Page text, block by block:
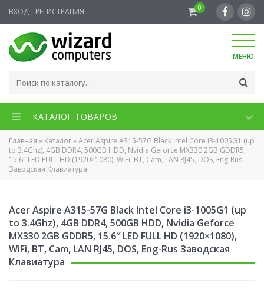
ВХОД РЕГИСТРАЦИЯ 0
МЕНЮ
КАТАЛОГ ТОВАРОВ
Главная » Каталог»Acer Aspire A315-57G Black Intel Core i3-1005G1 (up
to 3.4Ghz), 4GB DDR4, 500GB HDD, Nvidia Geforce MX330 2GB GDDR5,
15.6″ LED FULL HD (1920×1080), WiFi, BT, Cam, LAN RJ45, DOS, Eng-Rus
Заводская Клавиатура
Acer Aspire A315-57G Black Intel Core i3-1005G1 (up
to 3.4Ghz), 4GB DDR4, 500GB HDD, Nvidia Geforce
MX330 2GB GDDR5, 15.6″ LED FULL HD (1920×1080),
WiFi, BT, Cam, LAN RJ45, DOS, Eng-Rus Заводская
Клавиатура